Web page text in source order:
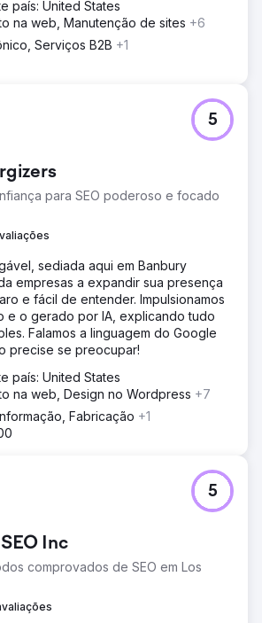
país: United States
na web, Manutenção de sites +6
Serviços B2B +1
para SEO poderoso e focado
5
sediada aqui em Banbury
empresas a expandir sua presença
e fácil de entender. Impulsionamos
e o gerado por IA, explicando tudo
Falamos a linguagem do Google
precise se preocupar!
país: United States
na web, Design no Wordpress +7
Fabricação +1
Inc
comprovados de SEO em Los
5